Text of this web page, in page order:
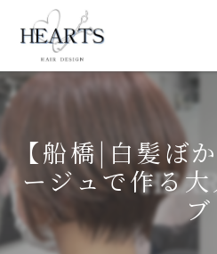
【船橋|白髪ぼ
ージュで作る
ブ